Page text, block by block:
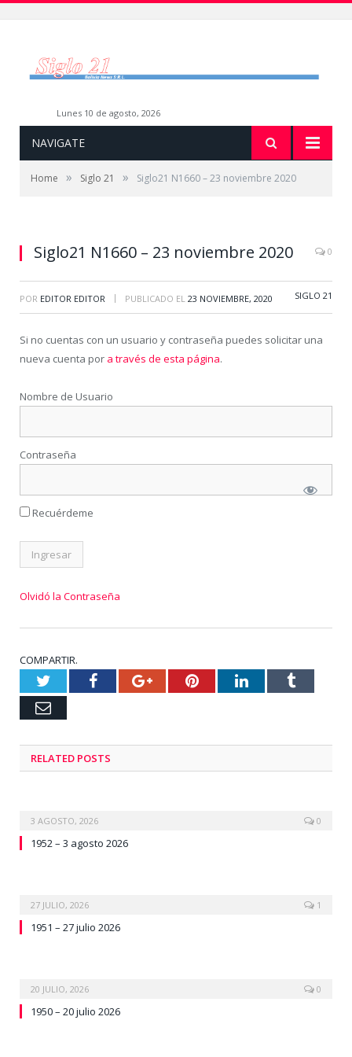
lunes 10 de agosto, 2026
NAVIGATE
Home » Siglo 21 » Siglo21 N1660 – 23 noviembre 2020
Siglo21 N1660 – 23 noviembre 2020 0
POR EDITOR EDITOR | PUBLICADO EL 23 NOVIEMBRE, 2020 SIGLO 21
Si no cuentas con un usuario y contraseña puedes solicitar una
nueva cuenta por a través de esta página.
Nombre de Usuario
Contraseña
Recuérdeme
Olvidó la Contraseña
COMPARTIR.
TwitterFacebookGoogle+PinterestLinkedInTumblr
Email
RELATED POSTS
3 AGOSTO, 2026 0
1952 – 3 agosto 2026
27 JULIO, 2026 1
1951 – 27 julio 2026
20 JULIO, 2026 0
1950 – 20 julio 2026